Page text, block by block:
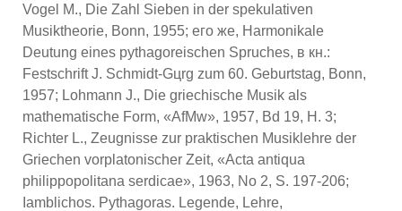
Vogel M., Die Zahl Sieben in der spekulativen
Musiktheorie, Bonn, 1955; его же, Harmonikale
Deutung eines pythagoreischen Spruches, в кн.:
Festschrift J. Schmidt-Gцrg zum 60. Geburtstag, Bonn,
1957; Lohmann J., Die griechische Musik als
mathematische Form, «AfMw», 1957, Bd 19, H. 3;
Riсhter L., Zeugnisse zur praktischen Musiklehre der
Griechen vorplatonischer Zeit, «Acta antiqua
philippopolitana serdicae», 1963, No 2, S. 197-206;
Iamblichos. Pythagoras. Legende, Lehre,